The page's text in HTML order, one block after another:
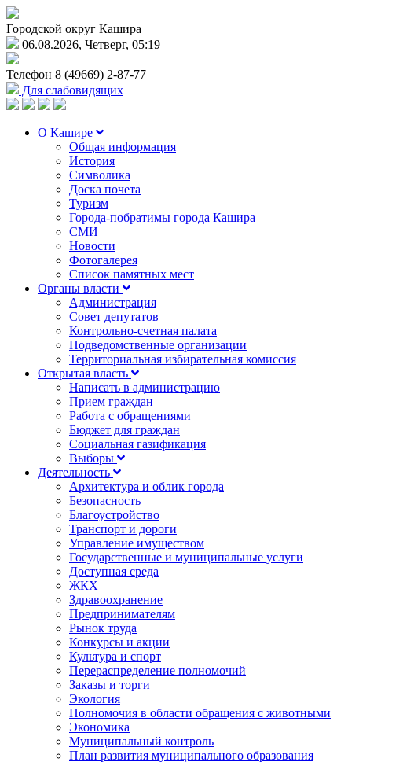
Городской округ Кашира
06.08.2026, Четверг, 05:19
Телефон 8 (49669) 2-87-77
Для слабовидящих
О Кашире
Общая информация
История
Символика
Доска почета
Туризм
Города-побратимы города Кашира
СМИ
Новости
Фотогалерея
Список памятных мест
Органы власти
Администрация
Совет депутатов
Контрольно-счетная палата
Подведомственные организации
Территориальная избирательная комиссия
Открытая власть
Написать в администрацию
Прием граждан
Работа с обращениями
Бюджет для граждан
Социальная газификация
Выборы
Деятельность
Архитектура и облик города
Безопасность
Благоустройство
Транспорт и дороги
Управление имуществом
Государственные и муниципальные услуги
Доступная среда
ЖКХ
Здравоохранение
Предпринимателям
Рынок труда
Конкурсы и акции
Культура и спорт
Перераспределение полномочий
Заказы и торги
Экология
Полномочия в области обращения с животными
Экономика
Муниципальный контроль
План развития муниципального образования